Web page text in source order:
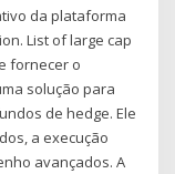
da plataforma
List of large cap
fornecer o
solução para
de hedge. Ele
a execução
avançados. A